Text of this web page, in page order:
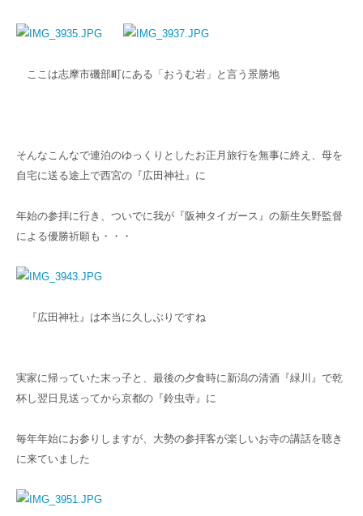
ここは志摩市磯部町にある「おうむ岩」と言う景勝地
そんなこんなで連泊のゆっくりとしたお正月旅行を無事に終え、母を
自宅に送る途上で西宮の『広田神社』に
年始の参拝に行き、ついでに我が『阪神タイガース』の新生矢野監督
による優勝祈願も・・・
『広田神社』は本当に久しぶりですね
実家に帰っていた末っ子と、最後の夕食時に新潟の清酒『緑川』で乾
杯し翌日見送ってから京都の『鈴虫寺』に
毎年年始にお参りしますが、大勢の参拝客が楽しいお寺の講話を聴き
に来ていました